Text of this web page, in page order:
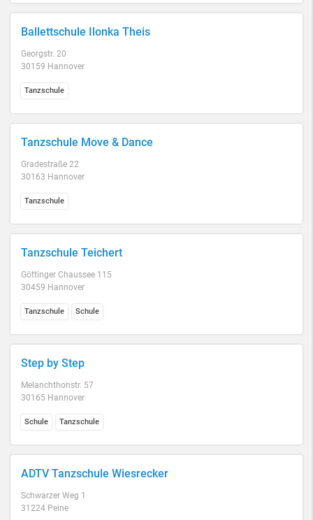
Ballettschule Ilonka Theis
Georgstr. 20
30159 Hannover
Tanzschule
Tanzschule Move & Dance
Gradestraße 22
30163 Hannover
Tanzschule
Tanzschule Teichert
Göttinger Chaussee 115
30459 Hannover
Tanzschule Schule
Step by Step
Melanchthonstr. 57
30165 Hannover
Schule Tanzschule
ADTV Tanzschule Wiesrecker
Schwarzer Weg 1
31224 Peine